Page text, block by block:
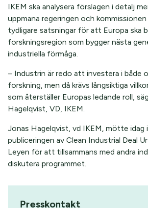
IKEM ska analysera förslagen i detalj
uppmana regeringen och
tydligare satsningar för att Europa ska
forskningsregion som bygger nästa
industriella förmåga.
– Industrin är redo att investera i både
forskning, men då krävs långsiktiga
som återställer Europas ledande roll,
Hagelqvist, VD, IKEM.
Jonas Hagelqvist, vd IKEM, mötte idag
publiceringen av Clean Industrial Deal
Leyen för att tillsammans med andra
diskutera programmet.
Presskontakt